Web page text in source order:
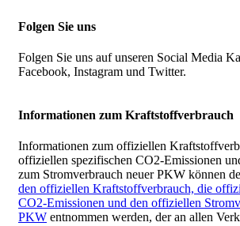
Folgen Sie uns
Folgen Sie uns auf unseren Social Media
Facebook, Instagram und Twitter.
Informationen zum Kraftstoffverbrauch
Informationen zum offiziellen
offiziellen spezifischen CO2-Emissionen
zum Stromverbrauch neuer PKW können
den offiziellen Kraftstoffverbrauch, die
CO2-Emissionen und den offiziellen
PKW entnommen werden, der an allen